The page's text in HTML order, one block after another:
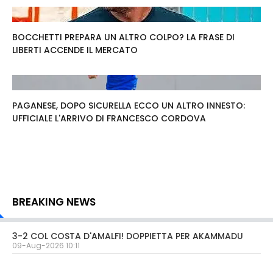
BOCCHETTI PREPARA UN ALTRO COLPO? LA FRASE DI
LIBERTI ACCENDE IL MERCATO
PAGANESE, DOPO SICURELLA ECCO UN ALTRO INNESTO:
UFFICIALE L'ARRIVO DI FRANCESCO CORDOVA
BREAKING NEWS
3-2 COL COSTA D'AMALFI! DOPPIETTA PER AKAMMADU
09-Aug-2026 10:11